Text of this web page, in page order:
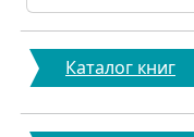
Каталог книг